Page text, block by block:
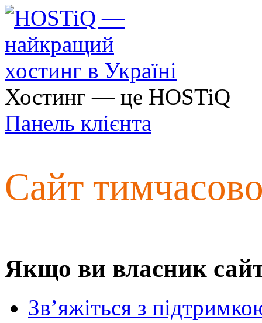
Хостинг — це HOSTiQ
Панель клієнта
Сайт
Якщо ви власник
Зв’яжіться з